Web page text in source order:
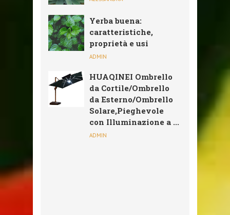
Yerba buena:
caratteristiche,
proprietà e usi
ADMIN
HUAQINEI Ombrello
da Cortile/Ombrello
da Esterno/Ombrello
Solare,Pieghevole
con Illuminazione a ...
ADMIN